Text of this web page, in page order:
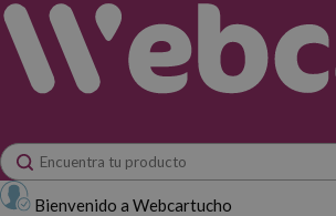
Bienvenido a Webcartucho